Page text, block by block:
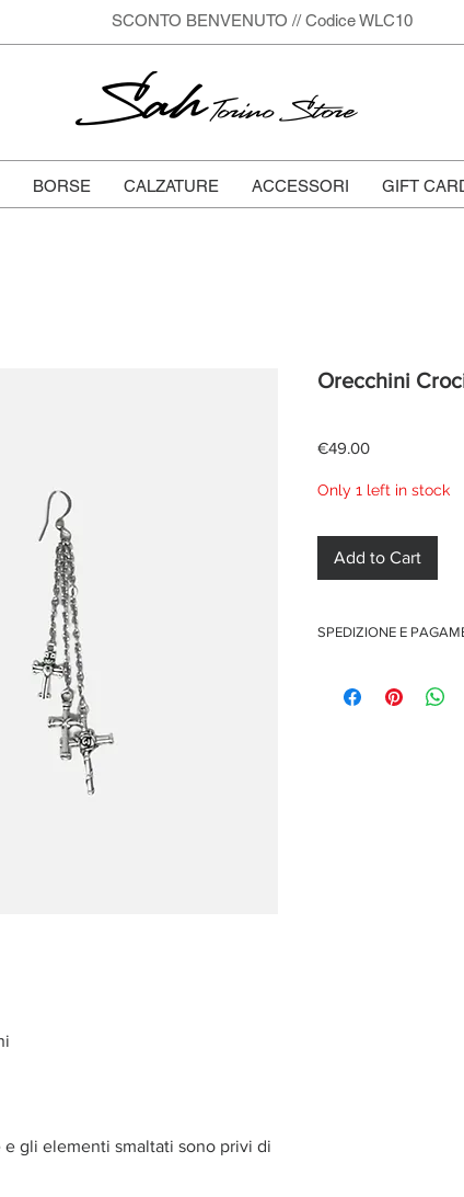
SCONTO BENVENUTO // Codice WLC10
SahTorino Store
BORSE CALZATURE ACCESSORI GIFT
gli elementi smaltati sono privi di
Orecchini
€49.00Price
Only 1 left in stock
Add to Cart
SPEDIZIONE E
Pagamenti sicuri con